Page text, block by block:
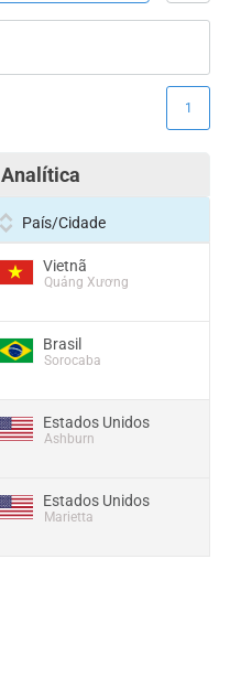
Analítica
1
País/Cidade
Vietnã
Quảng Xương
Brasil
Sorocaba
Estados Unidos
Ashburn
Estados Unidos
Marietta